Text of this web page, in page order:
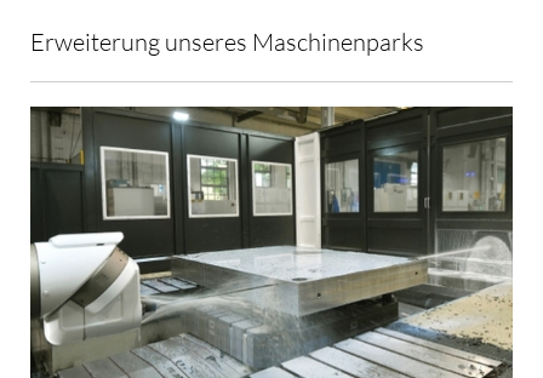
Erweiterung unseres Maschinenparks